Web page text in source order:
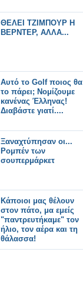
ΘΕΛΕΙ ΤΖΙΜΠΟΥΡ Η
ΒΕΡΝΤΕΡ, ΑΛΛΑ...
Αυτό το Golf ποιος θα
το πάρει; Νομίζουμε
κανένας Έλληνας!
Διαβάστε γιατί....
Ξαναχτύπησαν οι...
Ρομπέν των
σουπερμάρκετ
Κάποιοι μας θέλουν
στον πάτο, μα εμείς
"παντρευτήκαμε" τον
ήλιο, τον αέρα και τη
θάλασσα!